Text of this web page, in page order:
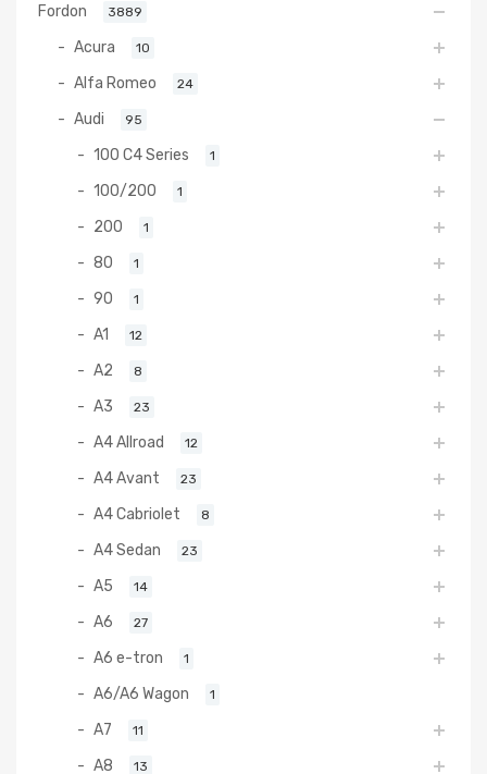
Fordon 3889
Acura 10
Alfa Romeo 24
Audi 95
100 C4 Series 1
100/200 1
200 1
80 1
90 1
A1 12
A2 8
A3 23
A4 Allroad 12
A4 Avant 23
A4 Cabriolet 8
A4 Sedan 23
A5 14
A6 27
A6 e-tron 1
A6/A6 Wagon 1
A7 11
A8 13